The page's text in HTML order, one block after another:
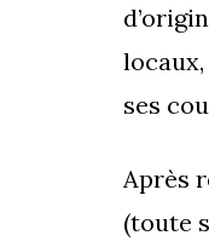
ses
Après
(toute